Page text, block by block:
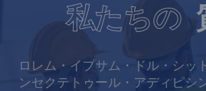
私たちの
ロレム・イプサム・ドル・シッ
ンセクテトゥール・アディピシ